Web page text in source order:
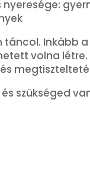
nyeresége:
táncol. Inkább
volna
és szükséged